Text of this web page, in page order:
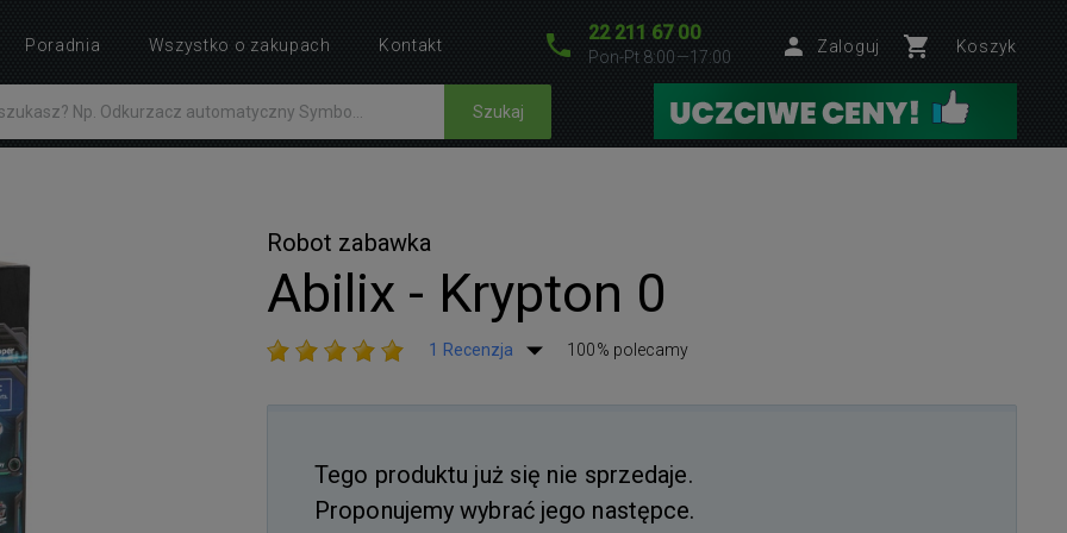
22 211 67 00
Pon-Pt 8:00—17:00
Zaloguj Koszyk
Szukaj
Robot zabawka
Abilix - Krypton 0
1 Recenzja 100% polecamy
Tego produktu już się nie sprzedaje.
Proponujemy wybrać jego następce.
Poradnia Wszystko o zakupach Kontakt